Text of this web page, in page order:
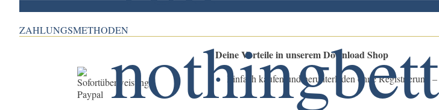
ZAHLUNGSMETHODEN
Deine Vorteile in unserem Download Shop
Einfach kaufen und herunterladen ohne Registrierung –